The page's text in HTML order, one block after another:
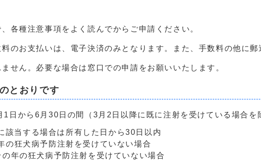
各種注意事項をよく読んでからご申請ください。
のお支払いは、電子決済のみとなります。また、手数料の他に郵
せん。必要な場合は窓口での申請をお願いいたします。
とおりです
日から6月30日の間（3月2日以降に既に注射を受けている場合を
該当する場合は所有した日から30日以内
狂犬病予防注射を受けていない場合
年の狂犬病予防注射を受けていない場合